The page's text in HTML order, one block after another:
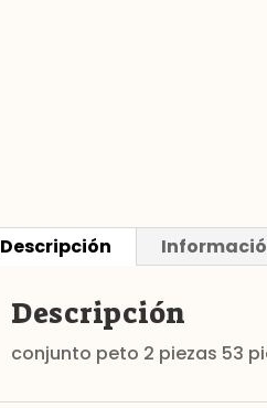
Descripción
Descripción
conjunto peto 2 piezas 53